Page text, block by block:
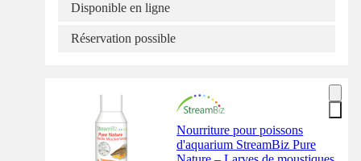
Disponible en ligne
Réservation possible
Nourriture pour poissons
d'aquarium StreamBiz Pure